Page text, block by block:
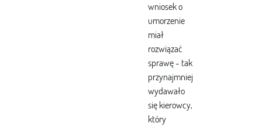
wniosek o
umorzenie
miał
rozwiązać
sprawę - tak
przynajmniej
wydawało
się kierowcy,
który